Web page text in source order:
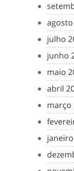
julho
junho
maio
abril
março